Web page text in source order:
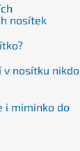
nosítek
v nosítku nikdo
i miminko do